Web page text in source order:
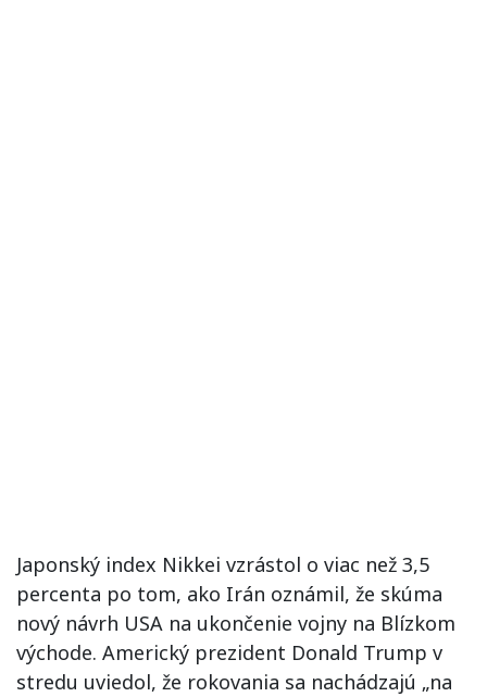
Japonský index Nikkei vzrástol o viac než 3,5
percenta po tom, ako Irán oznámil, že skúma
nový návrh USA na ukončenie vojny na Blízkom
východe. Americký prezident Donald Trump v
stredu uviedol, že rokovania sa nachádzajú „na